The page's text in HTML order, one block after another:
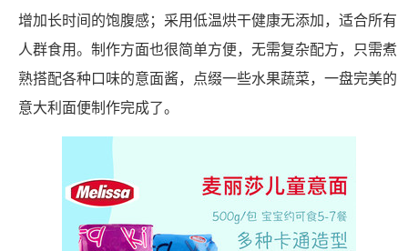
增加长时间的饱腹感；采用低温烘干健康无添加，适合所有
人群食用。制作方面也很简单方便，无需复杂配方，只需煮
熟搭配各种口味的意面酱，点缀一些水果蔬菜，一盘完美的
意大利面便制作完成了。